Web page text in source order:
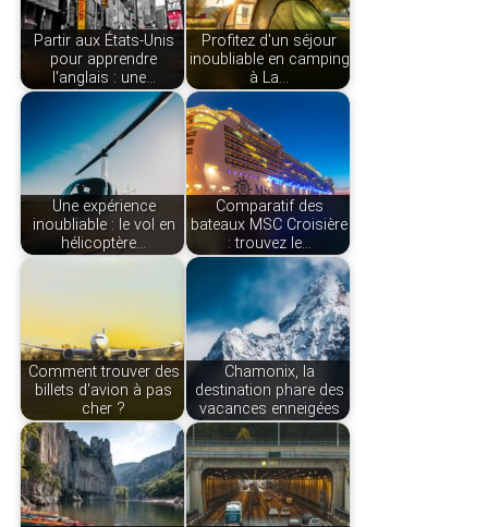
Partir aux États-Unis
pour apprendre
l'anglais : une…
Profitez d'un séjour
inoubliable en camping
à La…
Une expérience
inoubliable : le vol en
hélicoptère…
Comparatif des
bateaux MSC Croisière
: trouvez le…
Comment trouver des
billets d'avion à pas
cher ?
Chamonix, la
destination phare des
vacances enneigées